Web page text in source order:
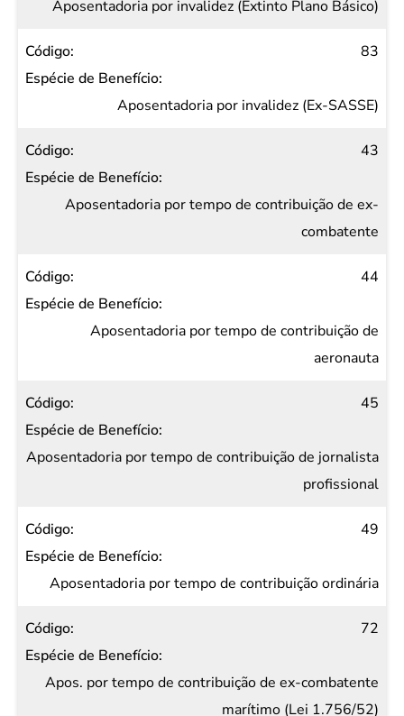
Aposentadoria por invalidez (Extinto Plano Básico)
83
Aposentadoria por invalidez (Ex-SASSE)
43
Aposentadoria por tempo de contribuição de ex-
combatente
44
Aposentadoria por tempo de contribuição de
aeronauta
45
Aposentadoria por tempo de contribuição de jornalista
profissional
49
Aposentadoria por tempo de contribuição ordinária
72
Apos. por tempo de contribuição de ex-combatente
marítimo (Lei 1.756/52)